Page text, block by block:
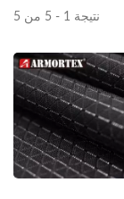
نتيجة 1 - 5 من 5